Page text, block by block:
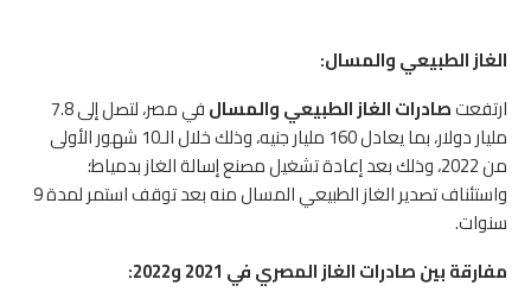
الغاز الطبيعي والمسال:
ارتفعتصادرات الغاز الطبيعي والمسال
في مصر، لتصل إلى 7.8
مليار دولار، بما يعادل 160 مليار جنيه، وذلك خلال الـ10 شهور الأولى
من 2022، وذلك بعد إعادة تشغيل مصنع إسالة الغاز بدمياط؛
واستئناف تصدير الغاز الطبيعي المسال منه بعد توقف استمر لمدة 9
سنوات.
مفارقة بين صادرات الغاز المصري في 2021 و2022: